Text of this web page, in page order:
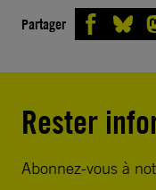
Partager
Rester
Abonnez-vous à